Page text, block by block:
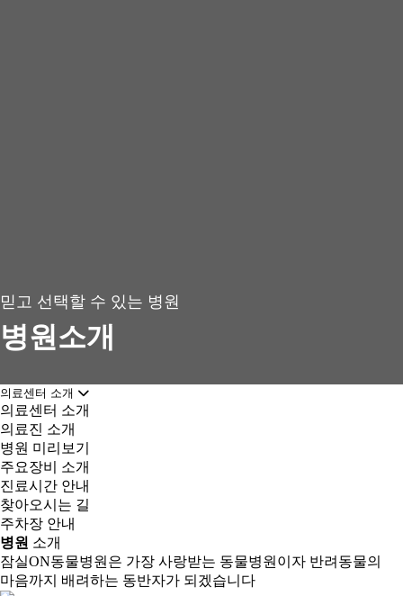
믿고 선택할 수 있는 병원
병원소개
의료센터 소개
의료센터 소개
의료진 소개
병원 미리보기
주요장비 소개
진료시간 안내
찾아오시는 길
주차장 안내
병원 소개
잠실ON동물병원은 가장 사랑받는 동물병원이자 반려동물의
마음까지 배려하는 동반자가 되겠습니다